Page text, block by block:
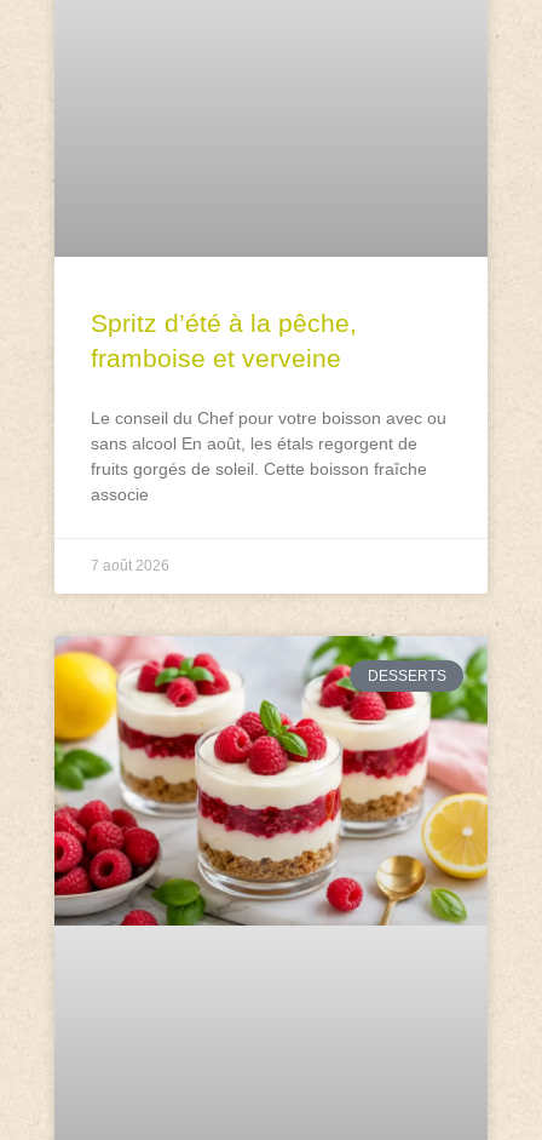
Spritz d’été à la pêche,
framboise et verveine
Le conseil du Chef pour votre boisson avec ou
sans alcool En août, les étals regorgent de
fruits gorgés de soleil. Cette boisson fraîche
associe
7 août 2026
DESSERTS